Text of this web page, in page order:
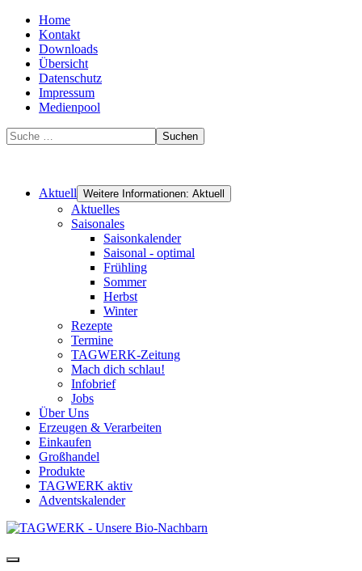
Home
Kontakt
Downloads
Übersicht
Datenschutz
Impressum
Medienpool
Suchen
Aktuell Weitere Informationen: Aktuell
Aktuelles
Saisonales
Saisonkalender
Saisonal - optimal
Frühling
Sommer
Herbst
Winter
Rezepte
Termine
TAGWERK-Zeitung
Mach dich schlau!
Infobrief
Jobs
Über Uns
Erzeugen & Verarbeiten
Einkaufen
Großhandel
Produkte
TAGWERK aktiv
Adventskalender